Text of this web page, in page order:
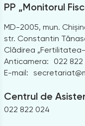
PP „Monitorul
MD-2005, mun.
str. Constantin
Clădirea „Fertilitatea-
Anticamera:
022
E-mail:
Centrul de
022 822 024